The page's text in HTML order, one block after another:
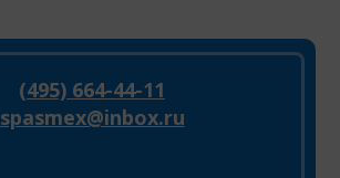
(495) 664-44-11
spasmex@inbox.ru